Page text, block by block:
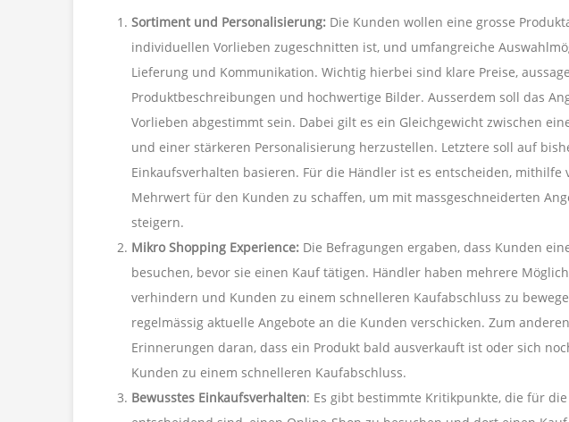
Sortiment und Personalisierung: Die Kunden wollen eine grosse
individuellen Vorlieben zugeschnitten ist, und umfangreiche
Lieferung und Kommunikation. Wichtig hierbei sind klare Preise,
Produktbeschreibungen und hochwertige Bilder. Ausserdem soll das
Vorlieben abgestimmt sein. Dabei gilt es ein Gleichgewicht zwischen
und einer stärkeren Personalisierung herzustellen. Letztere soll auf
Einkaufsverhalten basieren. Für die Händler ist es entscheiden, mithilfe
Mehrwert für den Kunden zu schaffen, um mit massgeschneiderten
steigern.
Mikro Shopping Experience: Die Befragungen ergaben, dass Kunden
besuchen, bevor sie einen Kauf tätigen. Händler haben mehrere
verhindern und Kunden zu einem schnelleren Kaufabschluss zu
regelmässig aktuelle Angebote an die Kunden verschicken. Zum
Erinnerungen daran, dass ein Produkt bald ausverkauft ist oder sich
Kunden zu einem schnelleren Kaufabschluss.
Bewusstes Einkaufsverhalten: Es gibt bestimmte Kritikpunkte, die für